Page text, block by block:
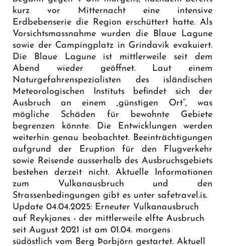
kurz vor Mitternacht eine intensive
Erdbebenserie die Region erschüttert hatte. Als
Vorsichtsmassnahme wurden die Blaue Lagune
sowie der Campingplatz in Grindavík evakuiert.
Die Blaue Lagune ist mittlerweile seit dem
Abend wieder geöffnet. Laut einem
Naturgefahrenspezialisten des isländischen
Meteorologischen Instituts befindet sich der
Ausbruch an einem „günstigen Ort“, was
mögliche Schäden für bewohnte Gebiete
begrenzen könnte. Die Entwicklungen werden
weiterhin genau beobachtet. Beeinträchtigungen
aufgrund der Eruption für den Flugverkehr
sowie Reisende ausserhalb des Ausbruchsgebiets
bestehen derzeit nicht. Aktuelle Informationen
zum Vulkanausbruch und den
Strassenbedingungen gibt es unter safetravel.is.
Update 04.04.2025: Erneuter Vulkanausbruch
auf Reykjanes - der mittlerweile elfte Ausbruch
seit August 2021 ist am 01.04. morgens
südöstlich vom Berg Þorbjörn gestartet. Aktuell